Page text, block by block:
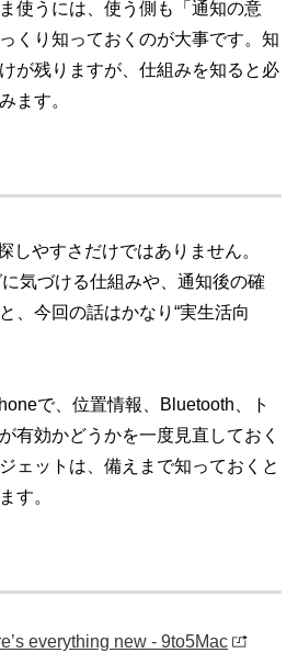
使うには、使う側も「通知の意
くり知っておくのが大事です。知
が残りますが、仕組みを知ると必
ます。
しやすさだけではありません。
気づける仕組みや、通知後の確
、今回の話はかなり“実生活向
で、位置情報、Bluetooth、ト
有効かどうかを一度見直しておく
ェットは、備えまで知っておくと
す。
everything new - 9to5Mac